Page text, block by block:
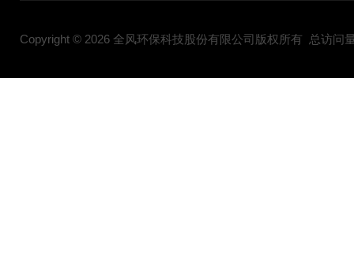
Copyright © 2026 全风环保科技股份有限公司版权所有 总访问